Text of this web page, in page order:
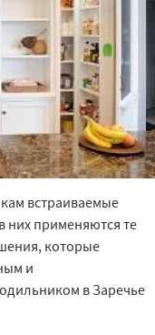
встраиваемые
них применяются те
которые
и
в Заречье